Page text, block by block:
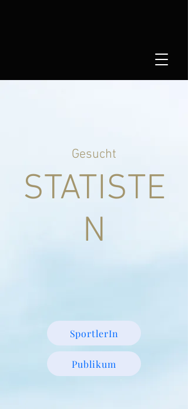
Gesucht
STATISTE
N
SportlerIn
Publikum